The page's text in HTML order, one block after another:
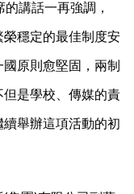
講話一再強調，
榮穩定的最佳制度安
原則愈堅固，兩制
是學校、傳媒的責
舉辦這項活動的初